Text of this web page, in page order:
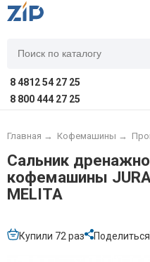
8 4812 54 27 25
8 800 444 27 25
Главная → Кофемашины →
Сальник
кофемашины
MELITA
Купили 72 раз Поделиться